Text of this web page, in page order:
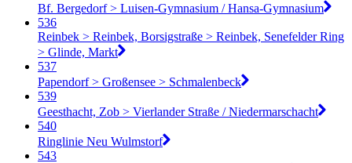
Bf. Bergedorf > Luisen-Gymnasium / Hansa-Gymnasium
536
Reinbek > Reinbek, Borsigstraße > Reinbek, Senefelder Ring
> Glinde, Markt
537
Papendorf > Großensee > Schmalenbeck
539
Geesthacht, Zob > Vierlander Straße / Niedermarschacht
540
Ringlinie Neu Wulmstorf
543